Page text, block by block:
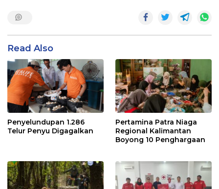
Read Also
Penyelundupan 1.286
Telur Penyu Digagalkan
Pertamina Patra Niaga
Regional Kalimantan
Boyong 10 Penghargaan